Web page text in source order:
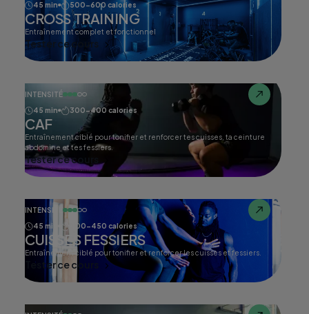
45 min
500-600 calories
CROSS TRAINING
Entraînement complet et fonctionnel
Tester ce cours
INTENSITÉ
45 min
300-400 calories
CAF
Entraînement ciblé pour tonifier et renforcer tes cuisses, ta ceinture
abdomine et tes fessiers.
Tester ce cours
INTENSITÉ
45 min
400-450 calories
CUISSES FESSIERS
Entraînement ciblé pour tonifier et renforcer les cuisses et fessiers.
Tester ce cours